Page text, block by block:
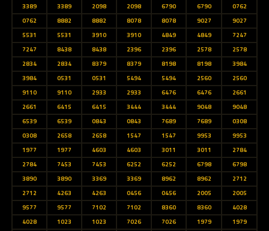
3389 3389 2098 2098 6790 6790
0762
0762
8882 8882 8078 8078 9027
9027
5531
5531 3910 3910 4849 4849
7247
7247
8438 8438 2396 2396 2578
2578
2834
2834 8379 8379 8198 8198
3984
3984
0531 0531 5494 5494 2560
2560
9110
9110 2933 2933 6476 6476
2661
2661
6415 6415 3444 3444 9048
9048
6539
6539 0843 0843 7689 7689
0308
0308
2658 2658 1547 1547 9953
9953
1977
1977 4603 4603 3011 3011
2784
2784
7453 7453 6252 6252 6798
6798
3890
3890 3369 3369 8962 8962
2712
2712
4263 4263 0456 0456 2005
2005
9577
9577 7102 7102 8360 8360
4028
4028
1023 1023 7026 7026 1979
1979